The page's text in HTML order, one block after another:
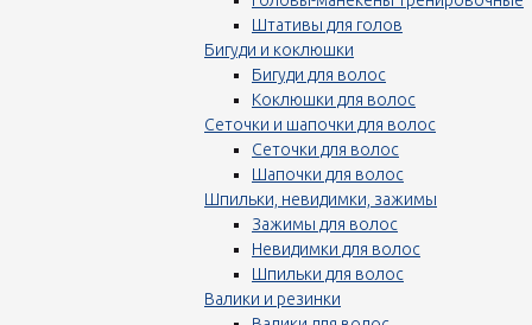
Штативы для голов
Бигуди и коклюшки
Бигуди для волос
Коклюшки для волос
Сеточки и шапочки для волос
Сеточки для волос
Шапочки для волос
Шпильки, невидимки, зажимы
Зажимы для волос
Невидимки для волос
Шпильки для волос
Валики и резинки